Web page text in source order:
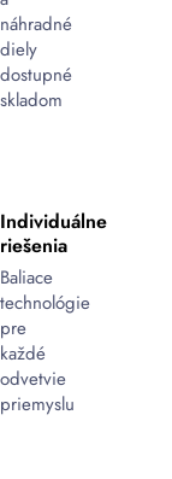
náhradné
diely
dostupné
skladom
Individuálne
riešenia
Baliace
technológie
pre
každé
odvetvie
priemyslu